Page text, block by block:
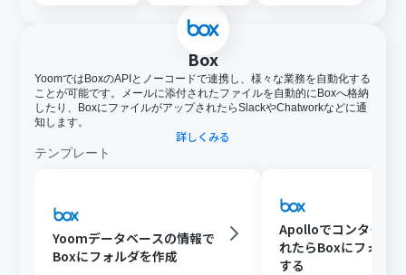
Box
YoomではBoxのAPIとノーコードで連携し、様々な業務を自動化する
ことが可能です。メールに添付されたファイルを自動的にBoxへ格納
したり、BoxにファイルがアップされたらSlackやChatworkなどに通
知します。
詳しくみる
テンプレート
Yoomデータベースの情報で
Boxにフォルダを作成
Apolloでコンタクト
れたらBoxにフォル
する